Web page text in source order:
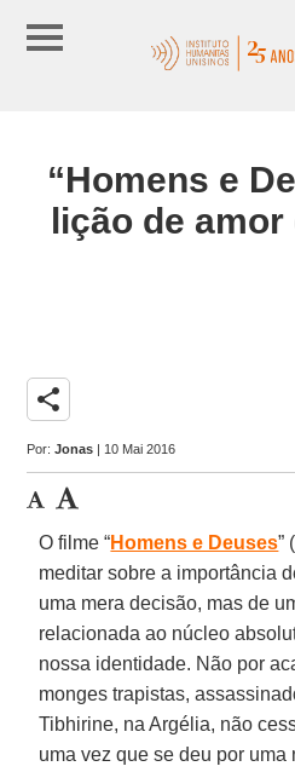
“Homens e
lição de
share
Por:Jonas | 10 Mai 2016
O filme “Homens e Deuses”
meditar sobre a importância
uma mera decisão, mas de
relacionada ao núcleo
nossa identidade. Não por
monges trapistas,
Tibhirine, na Argélia, não
uma vez que se deu por uma